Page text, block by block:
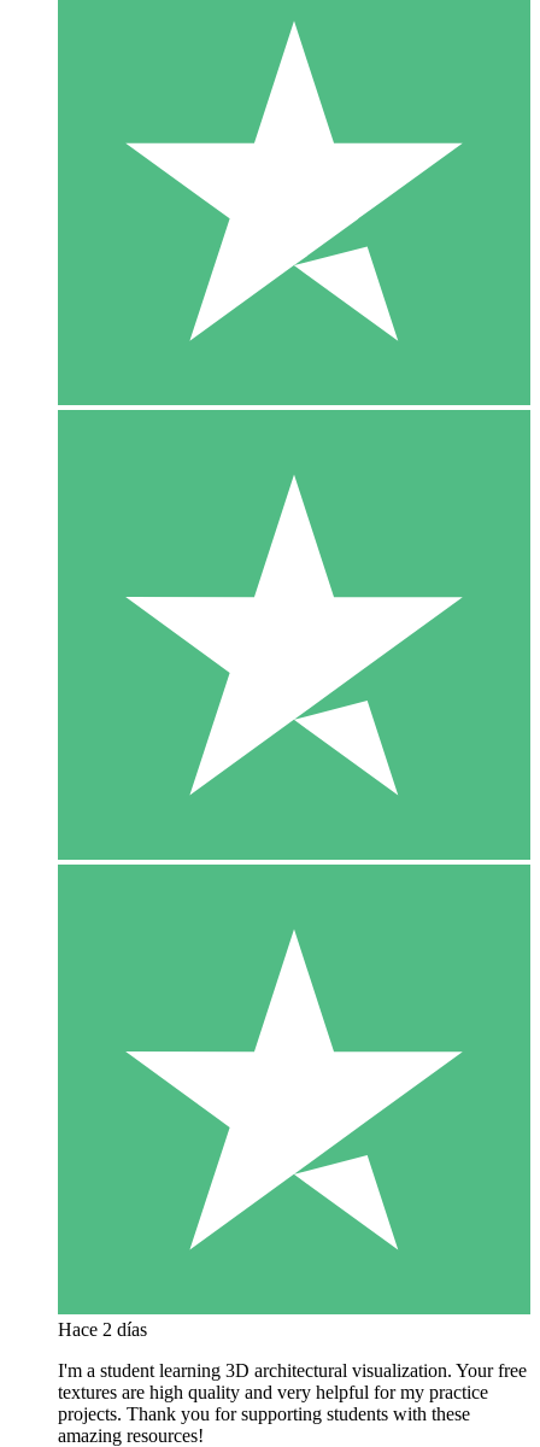
Hace 2 días
I'm a student learning 3D architectural visualization. Your free
textures are high quality and very helpful for my practice
projects. Thank you for supporting students with these
amazing resources!